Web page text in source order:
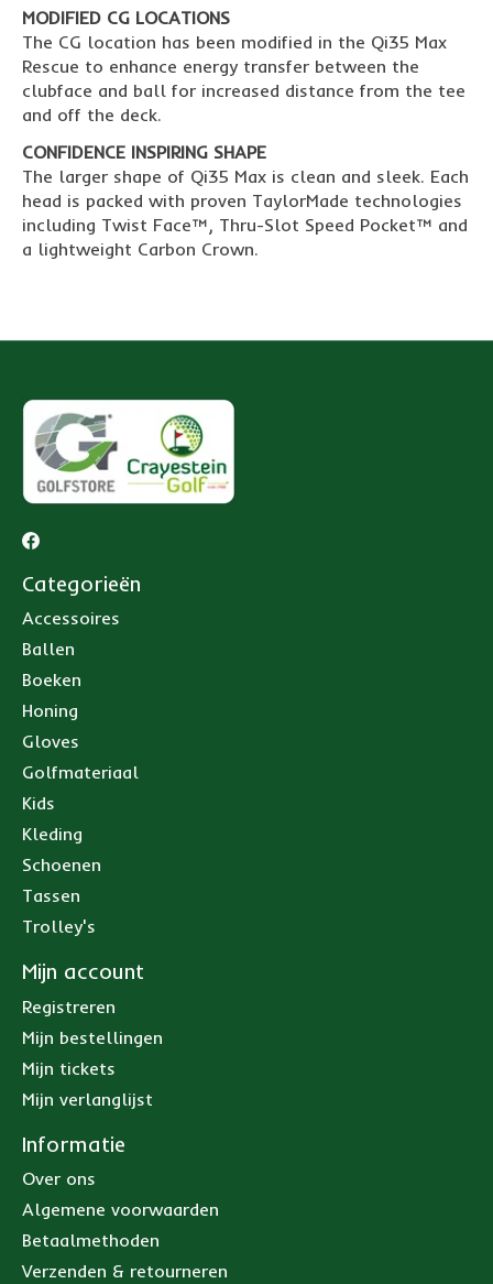
MODIFIED CG LOCATIONS
The CG location has been modified in the Qi35 Max
Rescue to enhance energy transfer between the
clubface and ball for increased distance from the tee
and off the deck.
CONFIDENCE INSPIRING SHAPE
The larger shape of Qi35 Max is clean and sleek. Each
head is packed with proven TaylorMade technologies
including Twist Face™, Thru-Slot Speed Pocket™ and
a lightweight Carbon Crown.
Categorieën
Accessoires
Ballen
Boeken
Honing
Gloves
Golfmateriaal
Kids
Kleding
Schoenen
Tassen
Trolley's
Mijn account
Registreren
Mijn bestellingen
Mijn tickets
Mijn verlanglijst
Informatie
Over ons
Algemene voorwaarden
Betaalmethoden
Verzenden & retourneren